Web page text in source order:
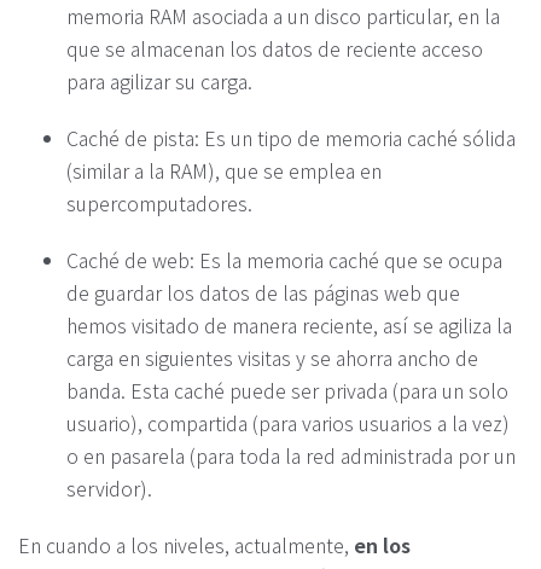
memoria RAM asociada a un disco particular, en la
que se almacenan los datos de reciente acceso
para agilizar su carga.
Caché de pista: Es un tipo de memoria caché sólida
(similar a la RAM), que se emplea en
supercomputadores.
Caché de web: Es la memoria caché que se ocupa
de guardar los datos de las páginas web que
hemos visitado de manera reciente, así se agiliza la
carga en siguientes visitas y se ahorra ancho de
banda. Esta caché puede ser privada (para un solo
usuario), compartida (para varios usuarios a la vez)
o en pasarela (para toda la red administrada por un
servidor).
En cuando a los niveles, actualmente, en los